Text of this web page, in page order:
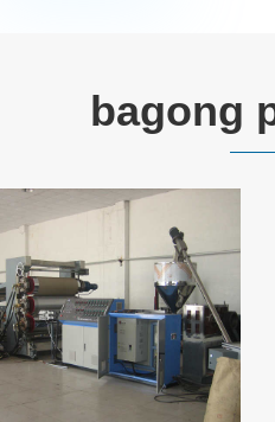
bagong